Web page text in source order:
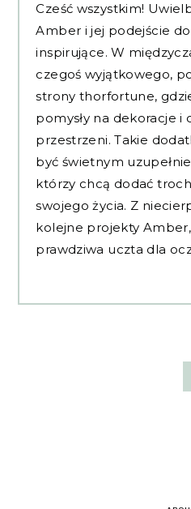
Cześć wszystkim!
Amber i jej podejście
inspirujące. W
czegoś wyjątkowego,
stronythorfortune,
pomysły na dekoracje i
przestrzeni. Takie
być świetnym
którzy chcą dodać
swojego życia. Z
kolejne projekty
prawdziwa uczta dla